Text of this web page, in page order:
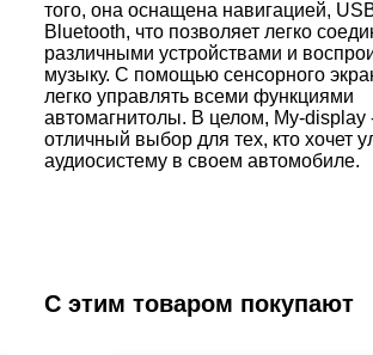
того, она оснащена навигацией,
Bluetooth, что позволяет легко
различными устройствами и
музыку. С помощью сенсорного
легко управлять всеми функциями
автомагнитолы. В целом, My-display
отличный выбор для тех, кто хочет
аудиосистему в своем автомобиле.
С этим товаром покупают